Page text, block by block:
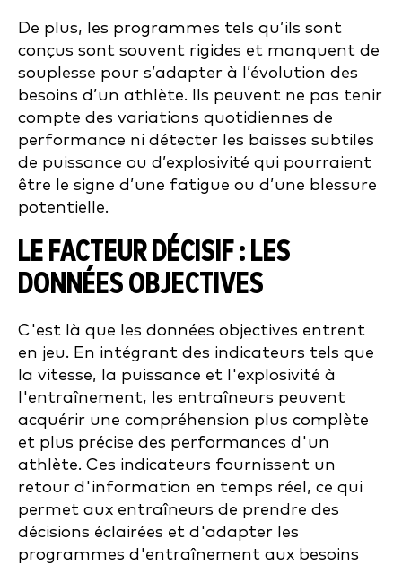
De plus, les programmes tels qu’ils sont
conçus sont souvent rigides et manquent de
souplesse pour s’adapter à l’évolution des
besoins d’un athlète. Ils peuvent ne pas tenir
compte des variations quotidiennes de
performance ni détecter les baisses subtiles
de puissance ou d’explosivité qui pourraient
être le signe d’une fatigue ou d’une blessure
potentielle.
LE FACTEUR DÉCISIF : LES
DONNÉES OBJECTIVES
C'est là que les données objectives entrent
en jeu. En intégrant des indicateurs tels que
la vitesse, la puissance et l'explosivité à
l'entraînement, les entraîneurs peuvent
acquérir une compréhension plus complète
et plus précise des performances d'un
athlète. Ces indicateurs fournissent un
retour d'information en temps réel, ce qui
permet aux entraîneurs de prendre des
décisions éclairées et d'adapter les
programmes d'entraînement aux besoins